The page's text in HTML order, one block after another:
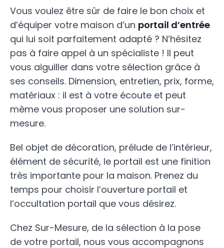
Vous voulez être sûr de faire le bon choix et
d’équiper votre maison d’un portail d’entrée
qui lui soit parfaitement adapté ? N’hésitez
pas à faire appel à un spécialiste ! Il peut
vous aiguiller dans votre sélection grâce à
ses conseils. Dimension, entretien, prix, forme,
matériaux : il est à votre écoute et peut
même vous proposer une solution sur-
mesure.
Bel objet de décoration, prélude de l’intérieur,
élément de sécurité, le portail est une finition
très importante pour la maison. Prenez du
temps pour choisir l’ouverture portail et
l’occultation portail que vous désirez.
Chez Sur-Mesure, de la sélection à la pose
de votre portail, nous vous accompagnons